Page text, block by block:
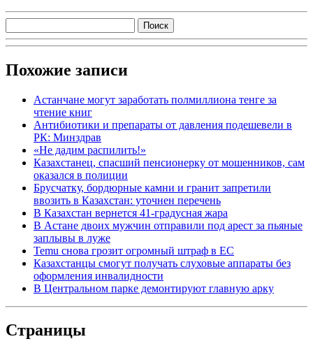
Похожие записи
Астанчане могут заработать полмиллиона тенге за
чтение книг
Антибиотики и препараты от давления подешевели в
РК: Минздрав
«Не дадим распилить!»
Казахстанец, спасший пенсионерку от мошенников, сам
оказался в полиции
Брусчатку, бордюрные камни и гранит запретили
ввозить в Казахстан: уточнен перечень
В Казахстан вернется 41-градусная жара
В Астане двоих мужчин отправили под арест за пьяные
заплывы в луже
Temu снова грозит огромный штраф в ЕС
Казахстанцы смогут получать слуховые аппараты без
оформления инвалидности
В Центральном парке демонтируют главную арку
Страницы